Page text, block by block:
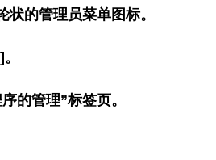
状的管理员菜单图标。
的管理”标签页。